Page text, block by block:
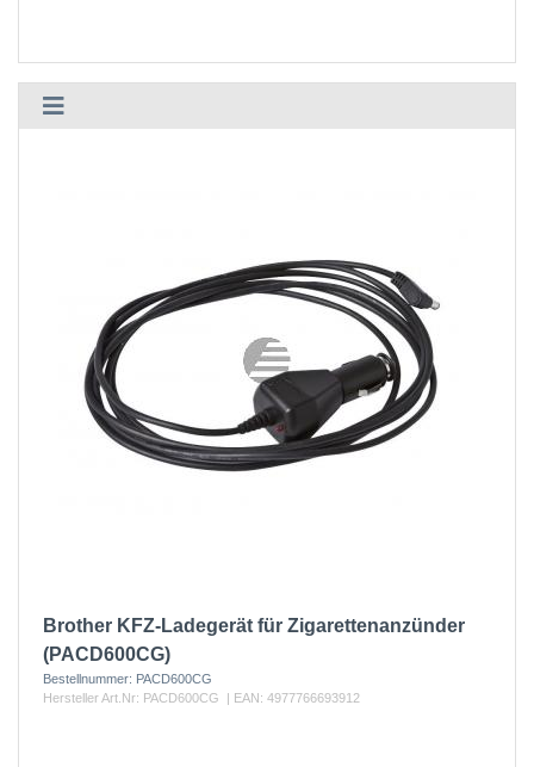
Brother KFZ-Ladegerät für Zigarettenanzünder
(PACD600CG)
Bestellnummer: PACD600CG
Hersteller Art.Nr: PACD600CG | EAN: 4977766693912